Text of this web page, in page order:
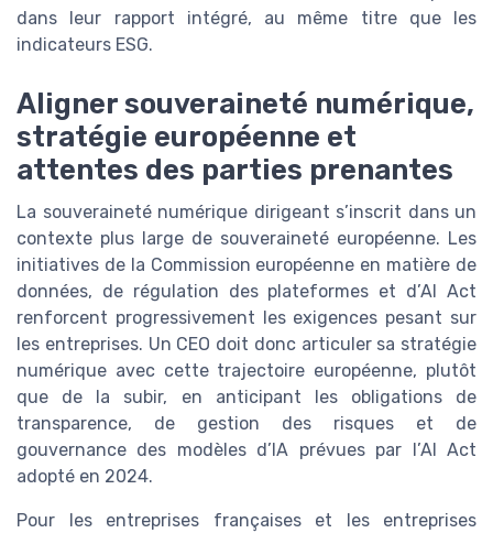
dans leur rapport intégré, au même titre que les
indicateurs ESG.
Aligner souveraineté numérique,
stratégie européenne et
attentes des parties prenantes
La souveraineté numérique dirigeant s’inscrit dans un
contexte plus large de souveraineté européenne. Les
initiatives de la Commission européenne en matière de
données, de régulation des plateformes et d’AI Act
renforcent progressivement les exigences pesant sur
les entreprises. Un CEO doit donc articuler sa stratégie
numérique avec cette trajectoire européenne, plutôt
que de la subir, en anticipant les obligations de
transparence, de gestion des risques et de
gouvernance des modèles d’IA prévues par l’AI Act
adopté en 2024.
Pour les entreprises françaises et les entreprises